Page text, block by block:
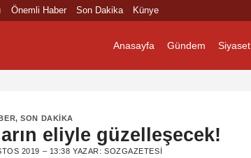
Önemli Haber Son Dakika Künye
Anasayfa Gündem Siyaset
,SON DAKIKA
eliyle güzelleşecek!
2019 – 13:38 YAZAR:SOZGAZETESI